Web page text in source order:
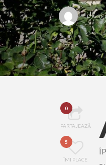
DE
0
PARTAJEAZĂ
5
ÎMI PLACE